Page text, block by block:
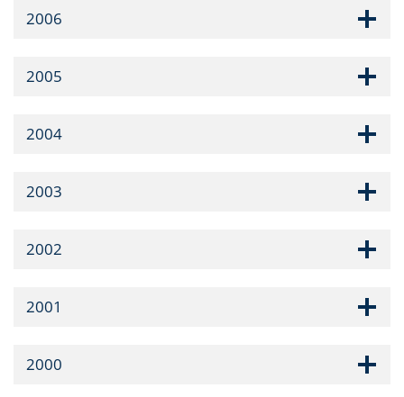
2006
2005
2004
2003
2002
2001
2000